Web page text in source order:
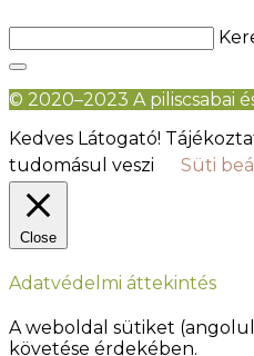
© 2020–2023 A piliscsabai
Kedves Látogató!
tudomásul veszi
Süti
Close
Adatvédelmi áttekintés
A weboldal sütiket
követése érdekében.